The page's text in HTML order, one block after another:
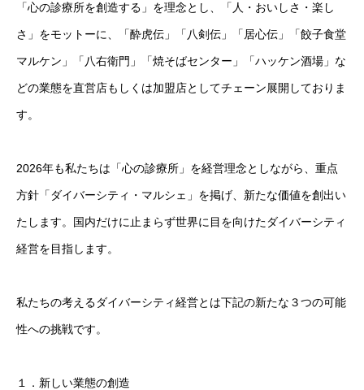
「心の診療所を創造する」を理念とし、「人・おいしさ・楽し
さ」をモットーに、「酔虎伝」「八剣伝」「居心伝」「餃子食堂
マルケン」「八右衛門」「焼そばセンター」「ハッケン酒場」な
どの業態を直営店もしくは加盟店としてチェーン展開しておりま
す。
2026年も私たちは「心の診療所」を経営理念としながら、重点
方針「ダイバーシティ・マルシェ」を掲げ、新たな価値を創出い
たします。国内だけに止まらず世界に目を向けたダイバーシティ
経営を目指します。
私たちの考えるダイバーシティ経営とは下記の新たな３つの可能
性への挑戦です。
１．新しい業態の創造